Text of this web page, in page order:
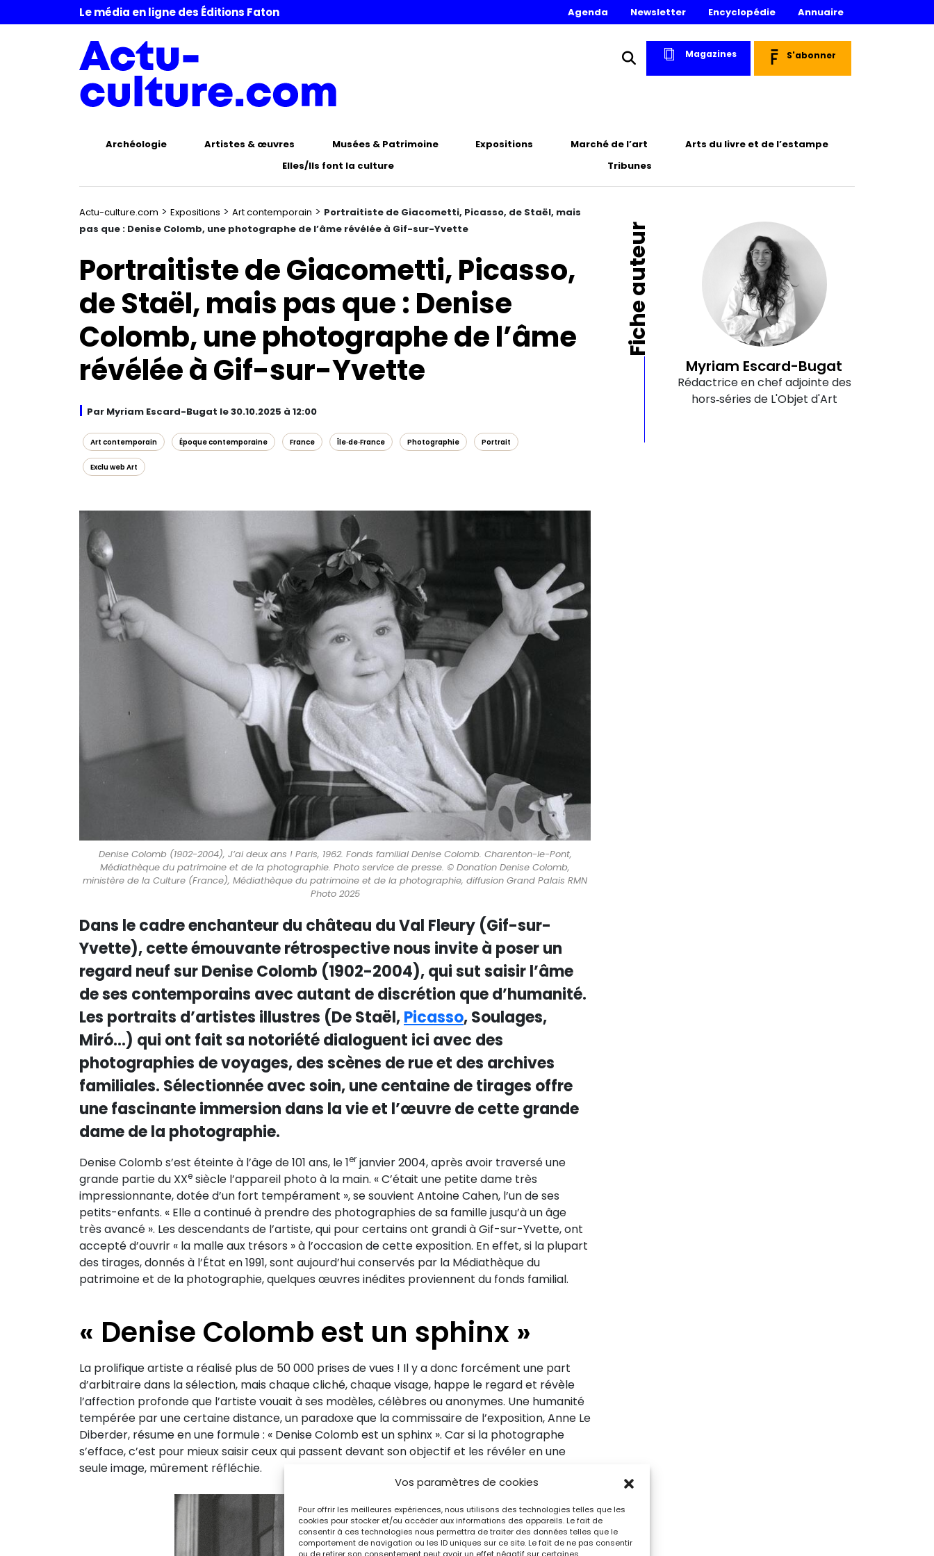
Vos paramètres de cookies
Pour offrir les meilleures expériences, nous utilisons des technologies telles que les
cookies pour stocker et/ou accéder aux informations des appareils. Le fait de
consentir à ces technologies nous permettra de traiter des données telles que le
comportement de navigation ou les ID uniques sur ce site. Le fait de ne pas consentir
Le média en ligne des Éditions Faton Agenda Newsletter Encyclopédie Annuaire
Magazines S'abonner
Archéologie Artistes & œuvres Musées & Patrimoine Expositions Marché de l’art
Arts du livre et de l’estampe
Elles/Ils font la culture
Tribunes
Actu-culture.com > Expositions > Art contemporain > Portraitiste de Giacometti, Picasso, de Staël, mais
pas que : Denise Colomb, une photographe de l’âme révélée à Gif-sur-Yvette
Portraitiste de Giacometti, Picasso,
de Staël, mais pas que : Denise
Colomb, une photographe de l’âme
révélée à Gif-sur-Yvette
Par Myriam Escard-Bugat le 30.10.2025 à 12:00
Art contemporain Époque contemporaine France Île‑de‑France Photographie Portrait
Exclu web Art
Denise Colomb (1902-2004), J’ai deux ans ! Paris, 1962. Fonds familial Denise Colomb. Charenton-le-Pont,
Médiathèque du patrimoine et de la photographie. Photo service de presse. © Donation Denise Colomb,
ministère de la Culture (France), Médiathèque du patrimoine et de la photographie, diffusion Grand Palais RMN
Photo 2025
Dans le cadre enchanteur du château du Val Fleury (Gif-sur-
Yvette), cette émouvante rétrospective nous invite à poser un
regard neuf sur Denise Colomb (1902-2004), qui sut saisir l’âme
de ses contemporains avec autant de discrétion que d’humanité.
Les portraits d’artistes illustres (De Staël,Picasso, Soulages,
Miró…) qui ont fait sa notoriété dialoguent ici avec des
photographies de voyages, des scènes de rue et des archives
familiales. Sélectionnée avec soin, une centaine de tirages offre
une fascinante immersion dans la vie et l’œuvre de cette grande
dame de la photographie.
Denise Colomb s’est éteinte à l’âge de 101 ans, le 1er janvier 2004, après avoir traversé une
grande partie du XXe siècle l’appareil photo à la main. « C’était une petite dame très
impressionnante, dotée d’un fort tempérament », se souvient Antoine Cahen, l’un de ses
petits-enfants. « Elle a continué à prendre des photographies de sa famille jusqu’à un âge
très avancé ». Les descendants de l’artiste, qui pour certains ont grandi à Gif-sur-Yvette, ont
accepté d’ouvrir « la malle aux trésors » à l’occasion de cette exposition. En effet, si la plupart
des tirages, donnés à l’État en 1991, sont aujourd’hui conservés par la Médiathèque du
patrimoine et de la photographie, quelques œuvres inédites proviennent du fonds familial.
« Denise Colomb est un sphinx »
La prolifique artiste a réalisé plus de 50 000 prises de vues ! Il y a donc forcément une part
d’arbitraire dans la sélection, mais chaque cliché, chaque visage, happe le regard et révèle
l’affection profonde que l’artiste vouait à ses modèles, célèbres ou anonymes. Une humanité
tempérée par une certaine distance, un paradoxe que la commissaire de l’exposition, Anne Le
Diberder, résume en une formule : « Denise Colomb est un sphinx ». Car si la photographe
s’efface, c’est pour mieux saisir ceux qui passent devant son objectif et les révéler en une
seule image, mûrement réfléchie.
Fiche auteur
Myriam Escard-Bugat
Rédactrice en chef adjointe des
hors‑séries de L'Objet d'Art